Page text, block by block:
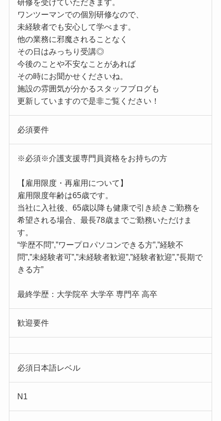
研修を受けていただきます。
ワンツーマンでの個別研修なので、
未経験者でも安心して学べます。
他の業務に邪魔されることなく
その日はみっちり受講◎
今後のことや不安なことがあれば
その時にお聞かせくださいね。
施設の雰囲気が分かるスタッフブログも
更新していますので是非ご覧ください！
必須要件
※必須※介護支援専門員資格をお持ちの方
【雇用限度・再雇用について】
雇用限度年齢は65歳です。
当社に入社後、65歳以降も健康で引き続きご勤務を
希望される場合、最長78歳までご勤務いただけま
す。
“学歴不問”,”ワープロパソコンできる方”,”経験不
問”,”未経験者可”,”未経験者歓迎”,”経験者歓迎”,”長期で
きる方”
最終学歴：大学院卒 大学卒 専門卒 高卒
歓迎要件
必須日本語レベル
N1